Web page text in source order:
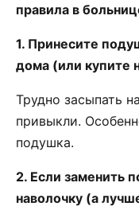
правила в
1. Принесите
дома (или купите
Трудно засыпать
привыкли.
подушка.
2. Если заменить
наволочку (а